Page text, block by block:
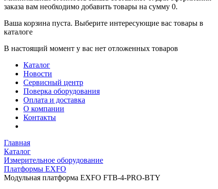
заказа вам необходимо добавить товары на сумму 0.
Ваша корзина пуста. Выберите интересующие вас товары в
каталоге
В настоящий момент у вас нет отложенных товаров
Каталог
Новости
Сервисный центр
Поверка оборудования
Оплата и доставка
О компании
Контакты
Главная
Каталог
Измерительное оборудование
Платформы EXFO
Модульная платформа EXFO FTB-4-PRO-BTY